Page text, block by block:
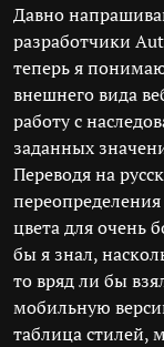
Давно
разработчики
теперь я
внешнего вида
работу с
заданных
Переводя на
цвета для очень
бы я знал,
то вряд ли бы
мобильную
таблица стилей,